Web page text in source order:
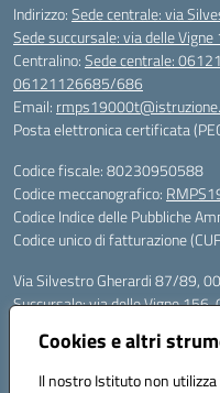
Cookies e altri
Il nostro Istituto non
Indirizzo:Sede centrale: via
Sede succursale: via delle
Centralino:Sede centrale:
06121126685/686
Email:
Posta elettronica certificata
Codice fiscale: 80230950588
Codice meccanografico:
Codice Indice delle Pubbliche
Codice unico di fatturazione
Via Silvestro Gherardi 87/89,
Succursale: via delle Vigne
Mail:
Per contatti con il Dirigente